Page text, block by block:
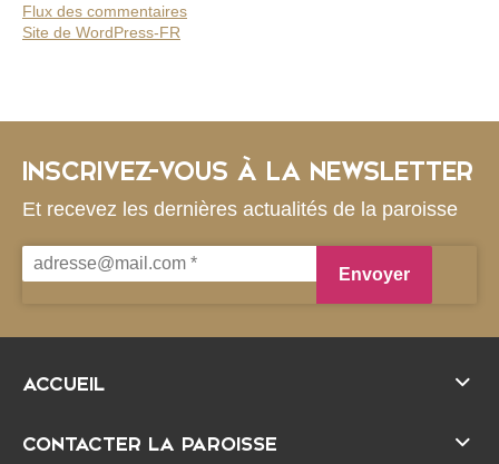
Flux des commentaires
Site de WordPress-FR
INSCRIVEZ-VOUS À LA NEWSLETTER
Et recevez les dernières actualités de la paroisse
ACCUEIL
CONTACTER LA PAROISSE